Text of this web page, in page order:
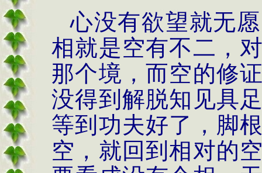
心没有欲望就无
相就是空有不二，
那个境，而空的修
没得到解脱知见具
等到功夫好了，脚
空，就回到相对的